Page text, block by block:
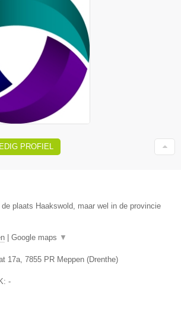
PROFIEL
plaats Haakswold, maar wel in de provincie
Google maps ▼
17a, 7855 PR Meppen (Drenthe)
-